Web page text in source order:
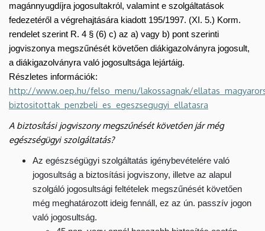
magánnyugdíjra jogosultakról, valamint e szolgáltatások
fedezetéről a végrehajtására kiadott 195/1997. (XI. 5.) Korm.
rendelet szerint R. 4 § (6) c) az a) vagy b) pont szerinti
jogviszonya megszűnését követően diákigazolványra jogosult,
a diákigazolványra való jogosultsága lejártáig.
Részletes információk:
http://www.oep.hu/felso_menu/lakossagnak/
biztositottak_penzbeli_es_egeszsegugyi_ellatasra
A biztosítási jogviszony megszűnését követően jár még
egészségügyi szolgáltatás?
Az egészségügyi szolgáltatás igénybevételére való
jogosultság a biztosítási jogviszony, illetve az alapul
szolgáló jogosultsági feltételek megszűnését követően
még meghatározott ideig fennáll, ez az ún. passzív jogon
való jogosultság.